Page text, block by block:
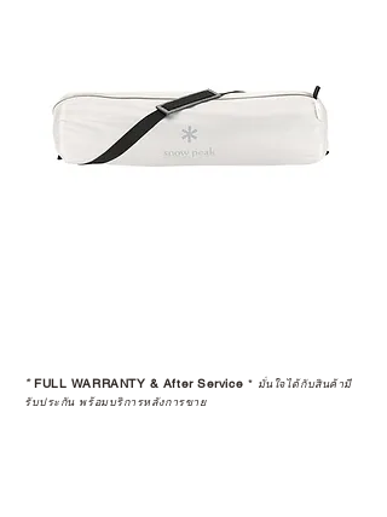
*FULL WARRANTY & After Service * มั่นใจได้กับสินค้ามี
รับประกัน พร้อมบริการหลังการขาย